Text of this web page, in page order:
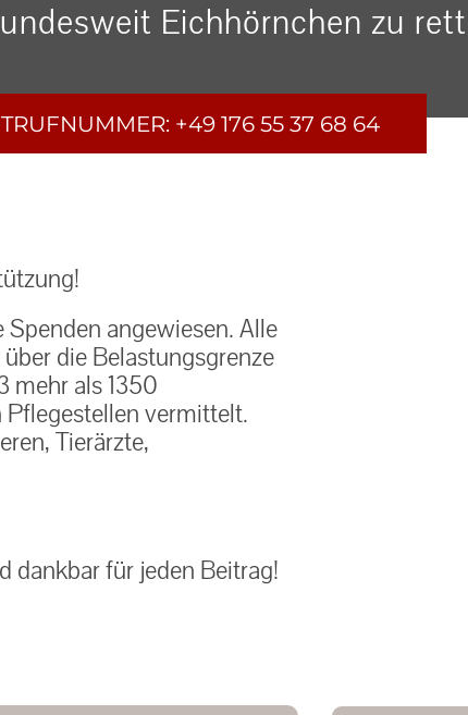
Eichhörnchen zu
+49 176 55 37 68 64
angewiesen. Alle
die Belastungsgrenze
mehr als 1350
vermittelt.
Tierärzte,
dankbar für jeden Beitrag!